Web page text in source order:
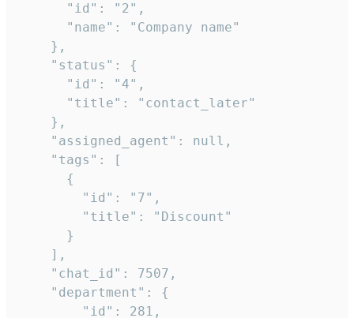
      "id": "2",
      "name": "Company name"
    },
    "status": {
      "id": "4",
      "title": "contact_later"
    },
    "assigned_agent": null,
    "tags": [
      {
        "id": "7",
        "title": "Discount"
      }
    ],
    "chat_id": 7507,
    "department": {
        "id": 281,